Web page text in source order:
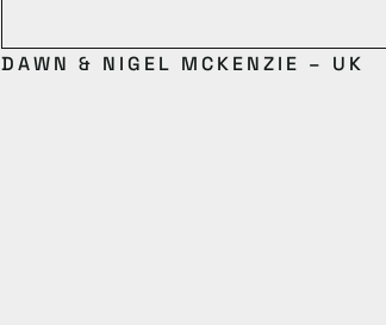
DAWN & NIGEL MCKENZIE – UK